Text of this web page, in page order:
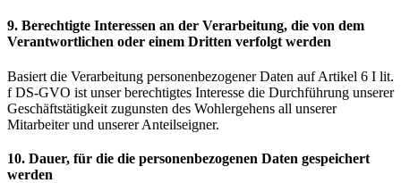
9. Berechtigte Interessen an der Verarbeitung, die von dem
Verantwortlichen oder einem Dritten verfolgt werden
Basiert die Verarbeitung personenbezogener Daten auf Artikel 6 I lit.
f DS-GVO ist unser berechtigtes Interesse die Durchführung unserer
Geschäftstätigkeit zugunsten des Wohlergehens all unserer
Mitarbeiter und unserer Anteilseigner.
10. Dauer, für die die personenbezogenen Daten gespeichert
werden